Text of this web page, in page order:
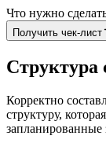
Что нужно
Получить чек-лист
Структура
Корректно
структуру,
запланированные